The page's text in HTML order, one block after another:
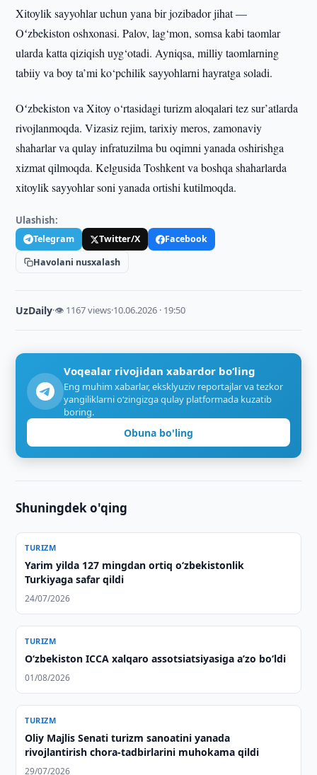
Xitoylik sayyohlar uchun yana bir jozibador jihat —
Oʻzbekiston oshxonasi. Palov, lag‘mon, somsa kabi taomlar
ularda katta qiziqish uyg‘otadi. Ayniqsa, milliy taomlarning
tabiiy va boy ta’mi ko‘pchilik sayyohlarni hayratga soladi.
Oʻzbekiston va Xitoy o‘rtasidagi turizm aloqalari tez sur’atlarda
rivojlanmoqda. Vizasiz rejim, tarixiy meros, zamonaviy
shaharlar va qulay infratuzilma bu oqimni yanada oshirishga
xizmat qilmoqda. Kelgusida Toshkent va boshqa shaharlarda
xitoylik sayyohlar soni yanada ortishi kutilmoqda.
Ulashish:
Telegram Twitter/X
Facebook
Havolani nusxalash
UzDaily·👁 1167 views·10.06.2026 · 19:50
Voqealar rivojidan xabardor bo‘ling
Eng muhim xabarlar, eksklyuziv reportajlar va tezkor
yangiliklarni o‘zingizga qulay platformada kuzatib
boring.
Obuna bo'ling
Shuningdek o'qing
TURIZM
Yarim yilda 127 mingdan ortiq o‘zbekistonlik
Turkiyaga safar qildi
24/07/2026
TURIZM
O‘zbekiston ICCA xalqaro assotsiatsiyasiga aʼzo bo‘ldi
01/08/2026
TURIZM
Oliy Majlis Senati turizm sanoatini yanada
rivojlantirish chora-tadbirlarini muhokama qildi
29/07/2026